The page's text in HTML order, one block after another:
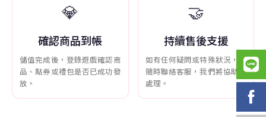
💎
確認商品到帳
儲值完成後，登錄遊戲確認商
品、點券或禮包是否已成功發
放。
🤝
持續售後支援
如有任何疑問或特殊狀況，可
隨時聯絡客服，我們將協助您
處理。